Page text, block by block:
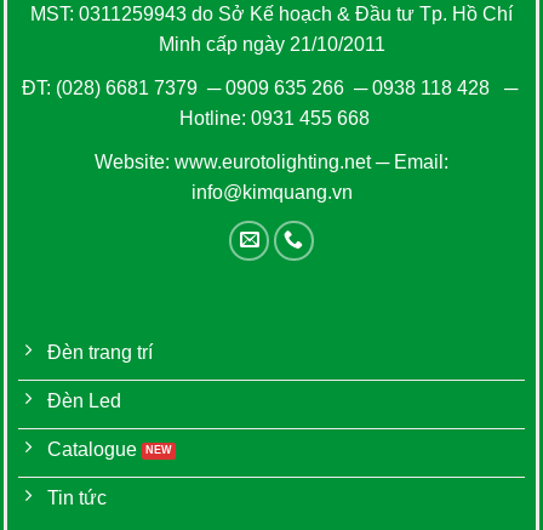
MST: 0311259943 do Sở Kế hoạch & Đầu tư Tp. Hồ Chí
Minh cấp ngày 21/10/2011
ĐT: (028) 6681 7379 ─0909 635 266─0938 118 428─
Hotline: 0931 455 668
Website: www.eurotolighting.net─ Email:
info@kimquang.vn
Đèn trang trí
Đèn Led
Catalogue
Tin tức